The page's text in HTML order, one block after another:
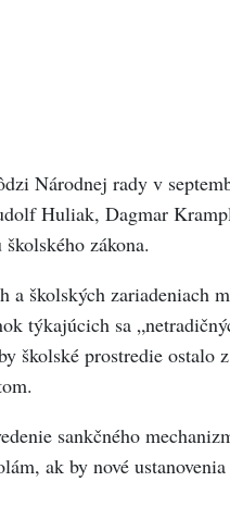
Národnej rady v
Huliak, Dagmar
zákona.
a školských zariadeniach
týkajúcich sa
školské prostredie ostalo
sankčného
ak by nové